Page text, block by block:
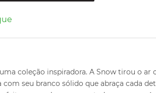
coleção inspiradora. A Snow tirou o ar
com seu branco sólido que abraça cada